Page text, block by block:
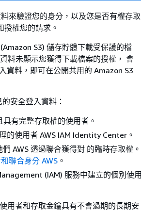
來驗證您的身分，以及您是否有權存取
授權您的請求。
S3) 儲存貯體下載受保護的檔
料未顯示您獲得下載檔案的授權， 會
資料，即可在公開共用的 Amazon S3
安全登入資料：
有完整存取權的使用者。
的使用者 AWS IAM Identity Center。
AWS 透過聯合獲得對 的臨時存取權。
聯合身分 AWS 。
(IAM) 服務中建立的個別使用
用者和存取金鑰具有不會過期的長期安